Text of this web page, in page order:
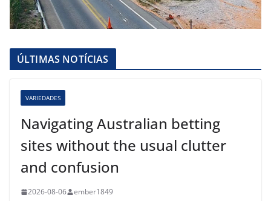
ÚLTIMAS NOTÍCIAS
VARIEDADES
Navigating Australian betting
sites without the usual clutter
and confusion
2026-08-06 ember1849